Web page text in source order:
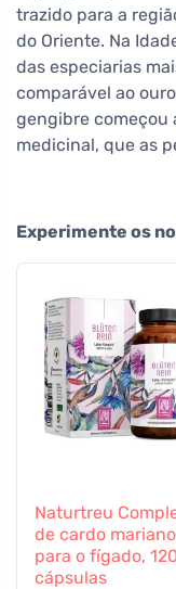
trazido para a
do Oriente. Na
das especiarias
comparável ao
gengibre começou
medicinal, que as
Experimente os
Naturtreu
de cardo mariano
para o fígado, 120
cápsulas